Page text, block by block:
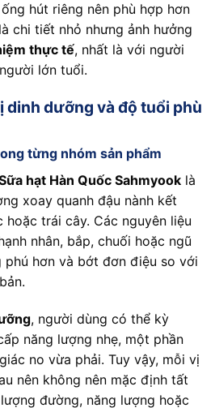
hút riêng nên phù hợp hơn
chi tiết nhỏ nhưng ảnh hưởng
thực tế, nhất là với người
lớn tuổi.
dinh dưỡng và độ tuổi phù
từng nhóm sản phẩm
hạt Hàn Quốc Sahmyook là
xoay quanh đậu nành kết
hoặc trái cây. Các nguyên liệu
nhân, bắp, chuối hoặc ngũ
hơn và bớt đơn điệu so với
, người dùng có thể kỳ
năng lượng nhẹ, một phần
no vừa phải. Tuy vậy, mỗi vị
nên không nên mặc định tất
đường, năng lượng hoặc